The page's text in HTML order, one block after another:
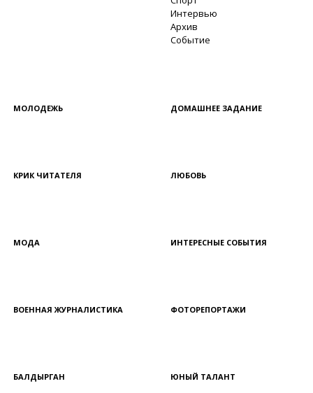
Интервью
Архив
Событие
МОЛОДЕЖЬ ДОМАШНЕЕ ЗАДАНИЕ
КРИК ЧИТАТЕЛЯ ЛЮБОВЬ
МОДА ИНТЕРЕСНЫЕ СОБЫТИЯ
ВОЕННАЯ ЖУРНАЛИСТИКА ФОТОРЕПОРТАЖИ
БАЛДЫРГАН ЮНЫЙ ТАЛАНТ